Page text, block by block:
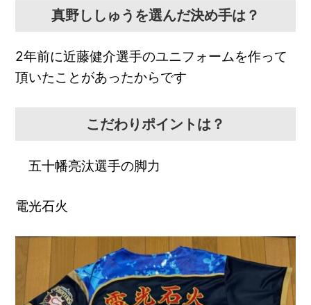
真野ししゅうを選んだ決め手は？
2年前に近藤健介選手のユニフォームを作って
頂いたことがあったからです
こだわりポイントは？
五十幡亮汰選手の脚力
電光石火